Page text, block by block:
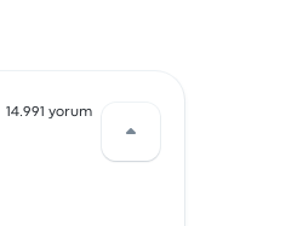
14.991 yorum